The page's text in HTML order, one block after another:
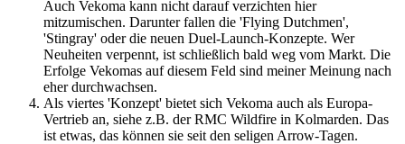
Auch Vekoma kann nicht darauf verzichten hier
mitzumischen. Darunter fallen die 'Flying Dutchmen',
'Stingray' oder die neuen Duel-Launch-Konzepte. Wer
Neuheiten verpennt, ist schließlich bald weg vom Markt. Die
Erfolge Vekomas auf diesem Feld sind meiner Meinung nach
eher durchwachsen.
Als viertes 'Konzept' bietet sich Vekoma auch als Europa-
Vertrieb an, siehe z.B. der RMC Wildfire in Kolmarden. Das
ist etwas, das können sie seit den seligen Arrow-Tagen.